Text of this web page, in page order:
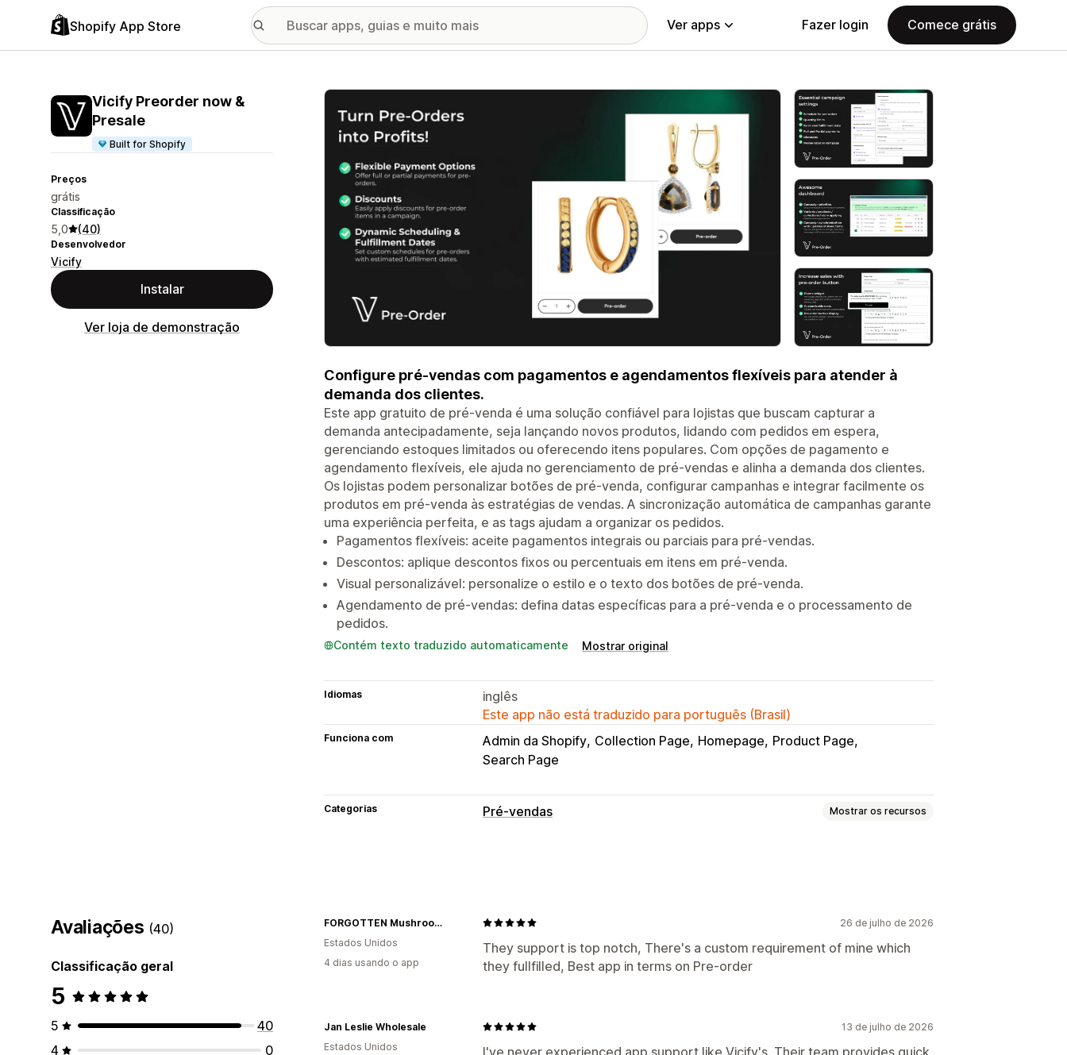
Shopify App Store Ver apps Fazer login Comece grátis
Vicify Preorder now &
Presale
Built for Shopify
Preços
grátis
Classificação
5,0 (40)
Desenvolvedor
Vicify
Instalar
Ver loja de demonstração
Galeria de imagens em destaque
Configure pré-vendas com pagamentos e agendamentos flexíveis para atender à
demanda dos clientes.
Este app gratuito de pré-venda é uma solução confiável para lojistas que buscam capturar a
demanda antecipadamente, seja lançando novos produtos, lidando com pedidos em espera,
gerenciando estoques limitados ou oferecendo itens populares. Com opções de pagamento e
agendamento flexíveis, ele ajuda no gerenciamento de pré-vendas e alinha a demanda dos clientes.
Os lojistas podem personalizar botões de pré-venda, configurar campanhas e integrar facilmente os
produtos em pré-venda às estratégias de vendas. A sincronização automática de campanhas garante
uma experiência perfeita, e as tags ajudam a organizar os pedidos.
Pagamentos flexíveis: aceite pagamentos integrais ou parciais para pré-vendas.
Descontos: aplique descontos fixos ou percentuais em itens em pré-venda.
Visual personalizável: personalize o estilo e o texto dos botões de pré-venda.
Agendamento de pré-vendas: defina datas específicas para a pré-venda e o processamento de
pedidos.
Contém texto traduzido automaticamente Mostrar original
Idiomas
inglês
Este app não está traduzido para português (Brasil)
Funciona com Admin da Shopify Collection Page Homepage Product Page
Search Page
Categorias Pré-vendas Mostrar os recursos
Personalização
Botões Branding personalizado Texto personalizado
Notificações por e-mail
Em vários idiomas Data de disponibilidade
Opções de pagamento
Avaliações (40)
Classificação geral
5
5
40
4
0
26 de julho de 2026
They support is top notch, There's a custom requirement of mine which
they fullfilled, Best app in terms on Pre-order
FORGOTTEN Mushrooms
Estados Unidos
4 dias usando o app
13 de julho de 2026
I've never experienced app support like Vicify's. Their team provides quick
Jan Leslie Wholesale
Estados Unidos